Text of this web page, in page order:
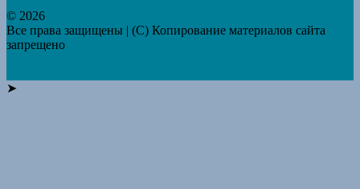
© 2026
Все права защищены | (C) Копирование материалов сайта
запрещено
➤